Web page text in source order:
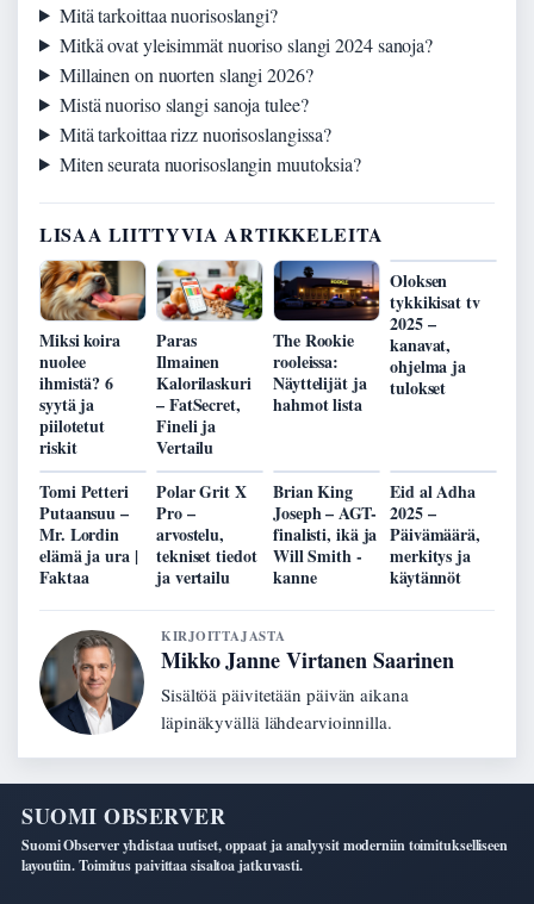
Mitä tarkoittaa nuorisoslangi?
Mitkä ovat yleisimmät nuoriso slangi 2024 sanoja?
Millainen on nuorten slangi 2026?
Mistä nuoriso slangi sanoja tulee?
Mitä tarkoittaa rizz nuorisoslangissa?
Miten seurata nuorisoslangin muutoksia?
LISAA LIITTYVIA ARTIKKELEITA
Miksi koira
nuolee
ihmistä? 6
syytä ja
piilotetut
riskit
Paras
Ilmainen
Kalorilaskuri
– FatSecret,
Fineli ja
Vertailu
The Rookie
rooleissa:
Näyttelijät ja
hahmot lista
Oloksen
tykkikisat tv
2025 –
kanavat,
ohjelma ja
tulokset
Tomi Petteri
Putaansuu –
Mr. Lordin
elämä ja ura |
Faktaa
Polar Grit X
Pro –
arvostelu,
tekniset tiedot
ja vertailu
Brian King
Joseph – AGT-
finalisti, ikä ja
Will Smith -
kanne
Eid al Adha
2025 –
Päivämäärä,
merkitys ja
käytännöt
KIRJOITTAJASTA
Mikko Janne Virtanen Saarinen
Sisältöä päivitetään päivän aikana
läpinäkyvällä lähdearvioinnilla.
SUOMI OBSERVER
Suomi Observer yhdistaa uutiset, oppaat ja analyysit moderniin toimitukselliseen
layoutiin. Toimitus paivittaa sisaltoa jatkuvasti.